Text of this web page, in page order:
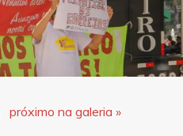
próximo na galeria »